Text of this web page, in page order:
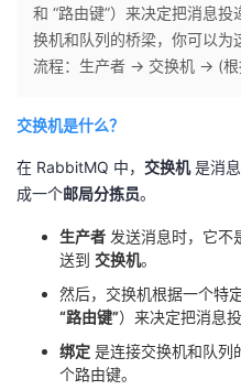
人
主
页
我
的
开
发
和 “路由键”）来决定把消息
换机和队列的桥梁，你可以为
流程：生产者 -> 交换机 -> (
交换机是什么？
在 RabbitMQ 中， 交换机 是消
成一个邮局分拣员。
生产者 发送消息时，它不
送到 交换机。
然后，交换机根据一个特
“路由键”）来决定把消息
绑定 是连接交换机和队列
个路由键。